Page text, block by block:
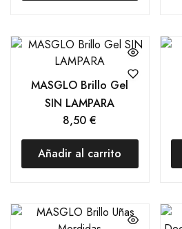
MASGLO Brillo Gel
SIN LAMPARA
8,50€
Añadir al carrito